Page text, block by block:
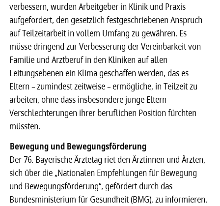
verbessern, wurden Arbeitgeber in Klinik und Praxis
aufgefordert, den gesetzlich festgeschriebenen Anspruch
auf Teilzeitarbeit in vollem Umfang zu gewähren. Es
müsse dringend zur Verbesserung der Vereinbarkeit von
Familie und Arztberuf in den Kliniken auf allen
Leitungsebenen ein Klima geschaffen werden, das es
Eltern – zumindest zeitweise – ermögliche, in Teilzeit zu
arbeiten, ohne dass insbesondere junge Eltern
Verschlechterungen ihrer beruflichen Position fürchten
müssten.
Bewegung und Bewegungsförderung
Der 76. Bayerische Ärztetag riet den Ärztinnen und Ärzten,
sich über die „Nationalen Empfehlungen für Bewegung
und Bewegungsförderung“, gefördert durch das
Bundesministerium für Gesundheit (BMG), zu informieren.